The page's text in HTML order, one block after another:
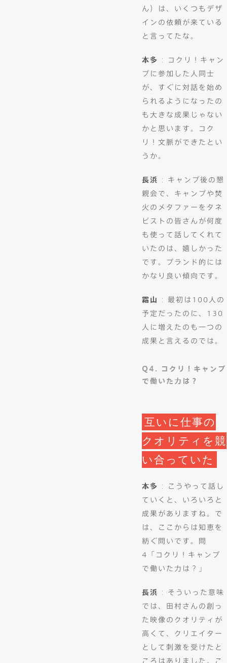
ん）は、いくつもデザ
インの依頼が来ている
と言ってたな。
本多 : コクリ！キャン
プに参加した人同士
が、すぐに対話を始め
られるようになったの
も大きな成果じゃない
かと思います。コク
リ！文脈ができたとい
うか。
長浜 : キャンプ後の懇
親会で、キャンプや焚
火のメタファーをタネ
ビストの皆さんが何度
も使って話してくれて
いたのは、嬉しかった
です。ブランド的には
かなり良い傾向です。
霜山 : 最初は100人の
予定だったのに、130
人に増えたのも一つの
成果と言えるのでは。
Q4. コクリ！キャンプ
で働いた力は？
互いに仕事の
クオリティを競
い合っていた
本多 : こうやって話し
ていくと、いろいろと
成果がありますね。で
は、ここからは知恵を
紡ぐ問いです。問
4「コクリ！キャンプ
で働いた力は？」
長浜 : そういった意味
では、田村さんの創っ
た映像のクオリティが
高くて、クリエイター
として刺激を受けたと
ころはありました。こ